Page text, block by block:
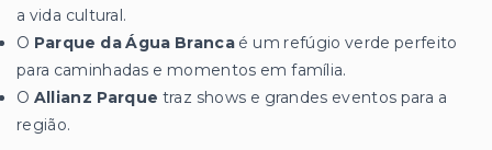
a vida cultural.
O Parque da Água Brancaé um refúgio verde perfeito
para caminhadas e momentos em família.
O Allianz Parque traz shows e grandes eventos para a
região.